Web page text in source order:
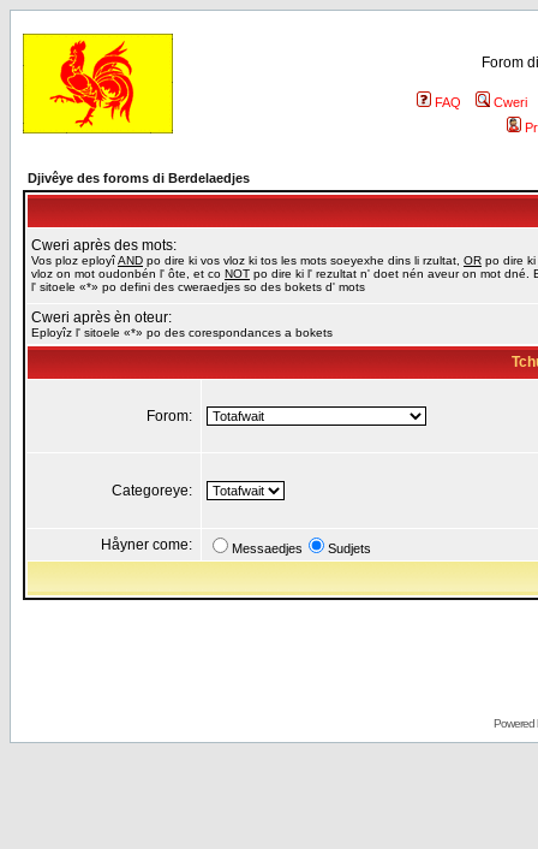
Forom
FAQ
Cweri
Djivêye des foroms di Berdelaedjes
Cweri après des mots:
Vos ploz eployîAND po dire ki vos vloz ki tos les mots soeyexhe dins li rzultat, OR po dire ki
vloz on mot oudonbén l' ôte, et co NOT po dire ki l' rezultat n' doet nén aveur on mot dné.
l' sitoele «*» po defini des cweraedjes so des bokets d' mots
Cweri après èn oteur:
Eployîz l' sitoele «*» po des corespondances a bokets
Forom:
Categoreye:
Håyner come: Messaedjes Sudjets
Powered